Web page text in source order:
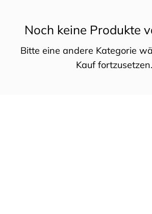
Noch keine Produkte
Bitte eine andere Kategorie
Kauf fortzusetzen.